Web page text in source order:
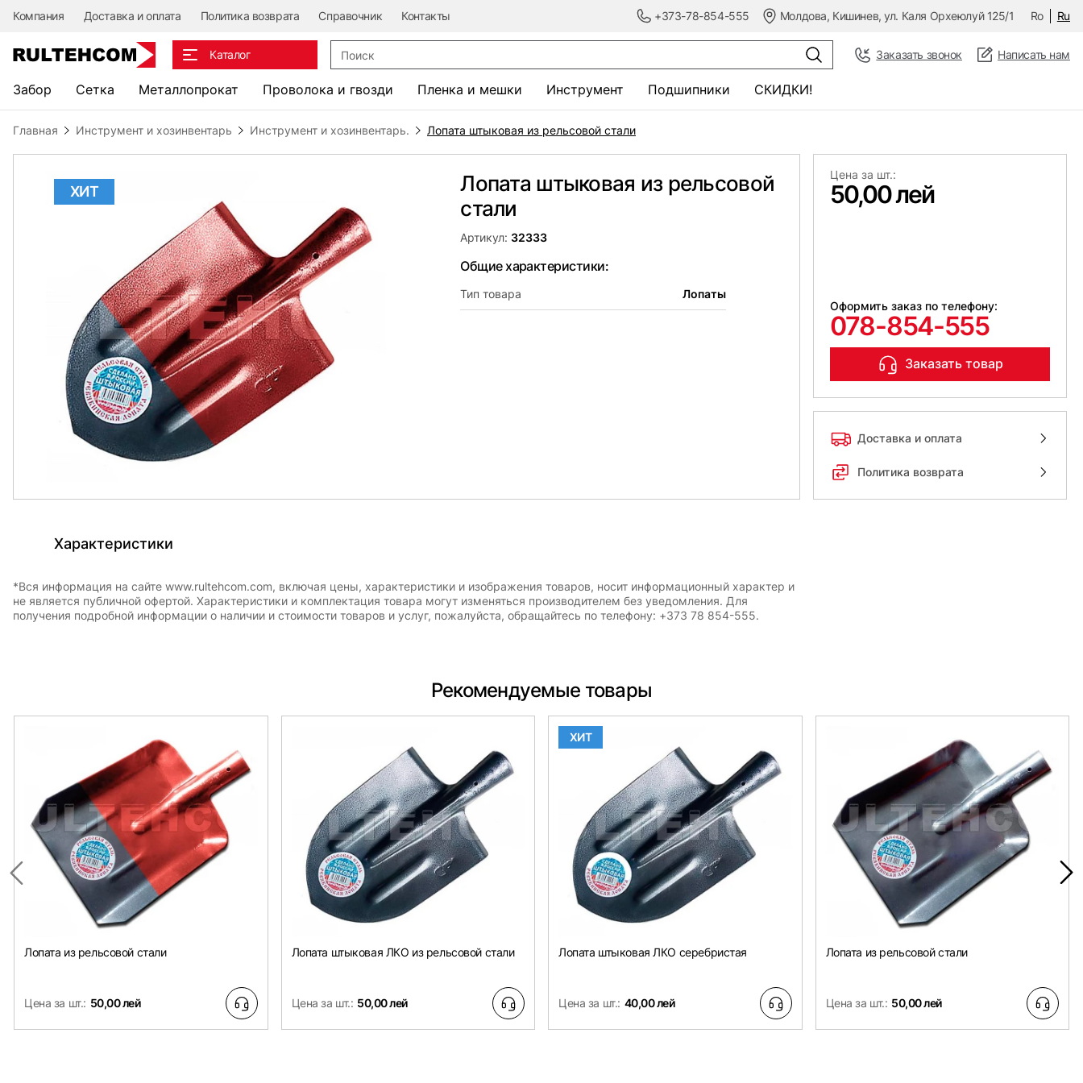
Компания Доставка и оплата Политика возврата Справочник Контакты +373-78-854-555 Молдова, Кишинев, ул. Каля Орхеюлуй 125/1 Ro Ru
Каталог Заказать звонок Написать нам
Забор Сетка Металлопрокат Проволока и гвозди Пленка и мешки Инструмент Подшипники СКИДКИ!
Главная Инструмент и хозинвентарь Инструмент и хозинвентарь. Лопата штыковая из рельсовой стали
ХИТ
Лопата штыковая из рельсовой
стали
Артикул: 32333
Общие характеристики:
Тип товара Лопаты
Цена за шт.:
50,00 лей
Оформить заказ по телефону:
078-854-555
Заказать товар
Доставка и оплата
Политика возврата
Характеристики
*Вся информация на сайте www.rultehcom.com, включая цены, характеристики и изображения товаров, носит информационный характер и
не является публичной офертой. Характеристики и комплектация товара могут изменяться производителем без уведомления. Для
получения подробной информации о наличии и стоимости товаров и услуг, пожалуйста, обращайтесь по телефону: +373 78 854-555.
Рекомендуемые товары
Лопата из рельсовой стали
Цена за шт.: 50,00 лей
Лопата штыковая ЛКО из рельсовой стали
Цена за шт.: 50,00 лей
ХИТ
Лопата штыковая ЛКО серебристая
Цена за шт.: 40,00 лей
Лопата из рельсовой стали
Цена за шт.: 50,00 лей